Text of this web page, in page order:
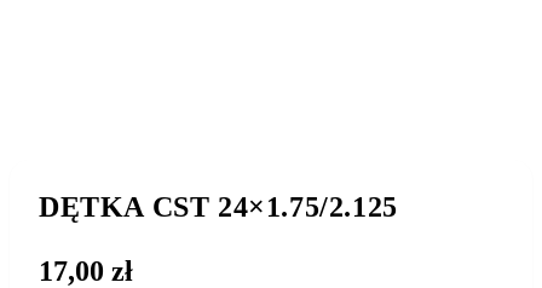
DĘTKA CST 24×1.75/2.125
17,00 zł